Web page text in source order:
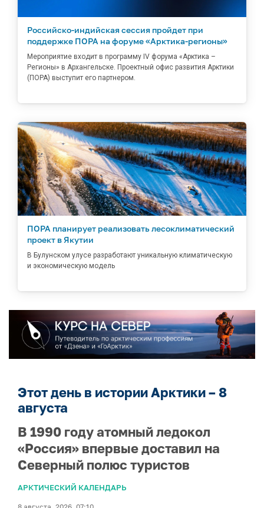
Российско-индийская сессия пройдет при
поддержке ПОРА на форуме «Арктика-регионы»
Мероприятие входит в программу IV форума «Арктика –
Регионы» в Архангельске. Проектный офис развития Арктики
(ПОРА) выступит его партнером.
ПОРА планирует реализовать лесоклиматический
проект в Якутии
В Булунском улусе разработают уникальную климатическую
и экономическую модель
Этот день в истории Арктики – 8
августа
В 1990 году атомный ледокол
«Россия» впервые доставил на
Северный полюс туристов
АРКТИЧЕСКИЙ КАЛЕНДАРЬ